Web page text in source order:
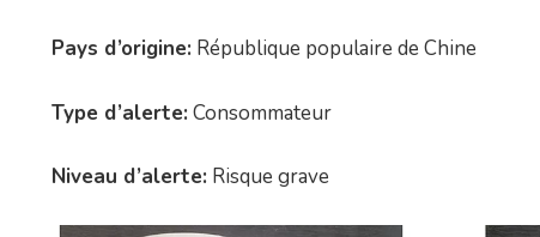
Pays d’origine: République populaire de Chine
Type d’alerte: Consommateur
Niveau d’alerte: Risque grave